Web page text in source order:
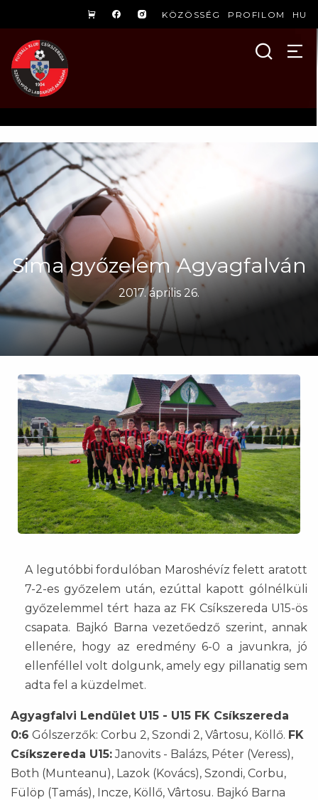
KÖZÖSSÉG PROFILOM HU
Sima győzelem Agyagfalván
2017. április 26.
A legutóbbi fordulóban Maroshévíz felett aratott
7-2-es győzelem után, ezúttal kapott gólnélküli
győzelemmel tért haza az FK Csíkszereda U15-ös
csapata. Bajkó Barna vezetőedző szerint, annak
ellenére, hogy az eredmény 6-0 a javunkra, jó
ellenféllel volt dolgunk, amely egy pillanatig sem
adta fel a küzdelmet.
Agyagfalvi Lendület U15 - U15 FK Csíkszereda
0:6 Gólszerzők: Corbu 2, Szondi 2, Vârtosu, Köllő. FK
Csíkszereda U15:Janovits - Balázs, Péter (Veress),
Both (Munteanu), Lazok (Kovács), Szondi, Corbu,
Fülöp (Tamás), Incze, Köllő, Vârtosu. Bajkó Barna